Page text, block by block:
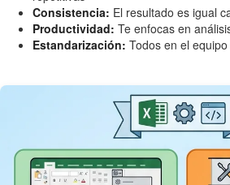
Consistencia: El resultado es igual
Productividad: Te enfocas en
Estandarización: Todos en el